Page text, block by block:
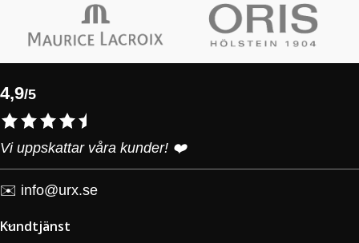
4,9/5
Vi uppskattar våra kunder! ❤️
✉️ info@urx.se
Kundtjänst